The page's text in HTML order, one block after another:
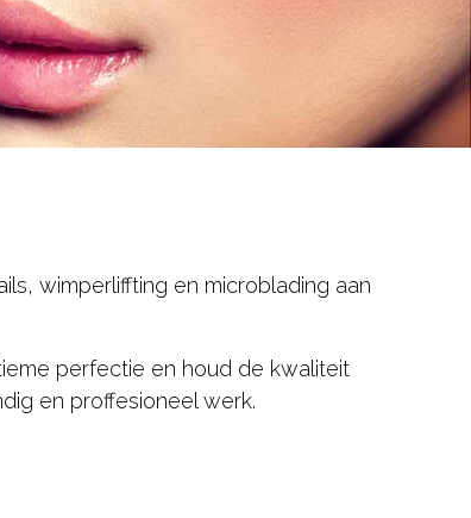
wimperliffting en microblading aan
perfectie en houd de kwaliteit
en proffesioneel werk.